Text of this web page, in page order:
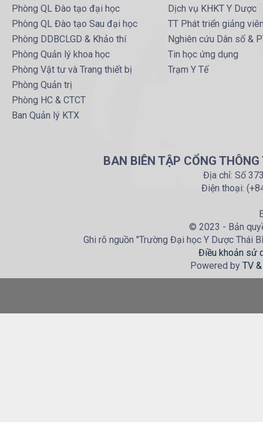
Phòng QL Đào tạo đại học
Phòng QL Đào tạo Sau đại học
Phòng DDBCLGD & Khảo thí
Phòng Quản lý khoa học
Phòng Vật tư và Trang thiết bị
Phòng Quản trị
Phòng HC & CTCT
Ban Quản lý KTX
Dịch vụ KHKT Y Dược
TT Phát triển giảng
Nghiên cứu Dân số &
Tin học ứng dụng
Trạm Y Tế
BAN BIÊN TẬP CỔNG
Địa chỉ: Số
Điện thoại:
© 2023 - Bản
Ghi rõ nguồn "Trường Đại học Y Dược Thái
Điều khoản sử
Powered by TV